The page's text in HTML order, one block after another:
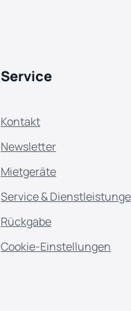
Service
Kontakt
Newsletter
Mietgeräte
Service &
Rückgabe
Cookie-Einstellungen